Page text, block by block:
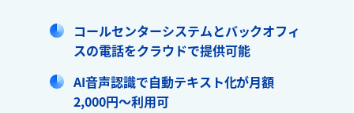
コールセンターシステムとバックオフィ
スの電話をクラウドで提供可能
AI音声認識で自動テキスト化が月額
2,000円～利用可